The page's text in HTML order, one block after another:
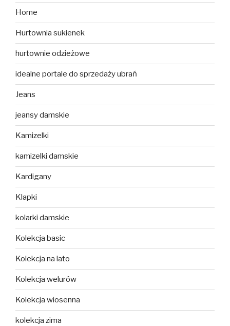
Home
Hurtownia sukienek
hurtownie odzieżowe
idealne portale do sprzedaży ubrań
Jeans
jeansy damskie
Kamizelki
kamizelki damskie
Kardigany
Klapki
kolarki damskie
Kolekcja basic
Kolekcja na lato
Kolekcja welurów
Kolekcja wiosenna
kolekcja zima